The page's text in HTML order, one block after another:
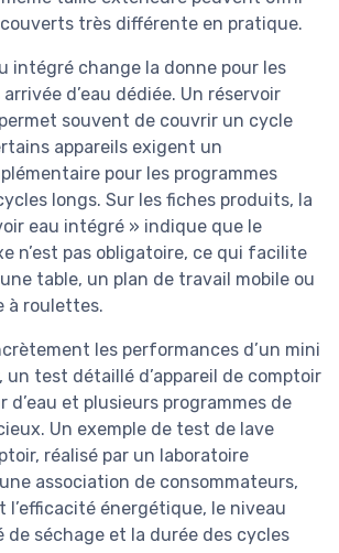
très différente en pratique.
intégré change la donne pour les
d’eau dédiée. Un réservoir
souvent de couvrir un cycle
appareils exigent un
pour les programmes
longs. Sur les fiches produits, la
eau intégré » indique que le
n’est pas obligatoire, ce qui facilite
table, un plan de travail mobile ou
à roulettes.
les performances d’un mini
un test détaillé d’appareil de comptoir
d’eau et plusieurs programmes de
Un exemple de test de lave
réalisé par un laboratoire
association de consommateurs,
l’efficacité énergétique, le niveau
de séchage et la durée des cycles